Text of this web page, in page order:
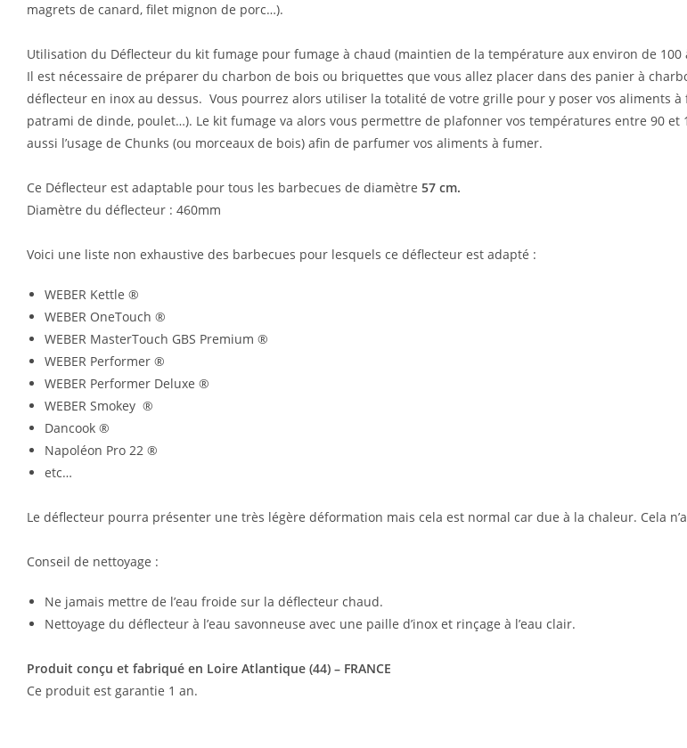
magrets de canard, filet mignon de porc…).
Utilisation du Déflecteur du kit fumage pour fumage à chaud (maintien de la température aux environ de 100
Il est nécessaire de préparer du charbon de bois ou briquettes que vous allez placer dans des panier à
déflecteur en inox au dessus. Vous pourrez alors utiliser la totalité de votre grille pour y poser vos aliments à
patrami de dinde, poulet…). Le kit fumage va alors vous permettre de plafonner vos températures entre 90 et
aussi l’usage de Chunks (ou morceaux de bois) afin de parfumer vos aliments à fumer.
Ce Déflecteur est adaptable pour tous les barbecues de diamètre 57 cm.
Diamètre du déflecteur : 460mm
Voici une liste non exhaustive des barbecues pour lesquels ce déflecteur est adapté :
WEBER Kettle ®
WEBER OneTouch ®
WEBER MasterTouch GBS Premium ®
WEBER Performer ®
WEBER Performer Deluxe ®
WEBER Smokey ®
Dancook ®
Napoléon Pro 22 ®
etc…
Le déflecteur pourra présenter une très légère déformation mais cela est normal car due à la chaleur. Cela
Conseil de nettoyage :
Ne jamais mettre de l’eau froide sur la déflecteur chaud.
Nettoyage du déflecteur à l’eau savonneuse avec une paille d’inox et rinçage à l’eau clair.
Produit conçu et fabriqué en Loire Atlantique (44) – FRANCE
Ce produit est garantie 1 an.